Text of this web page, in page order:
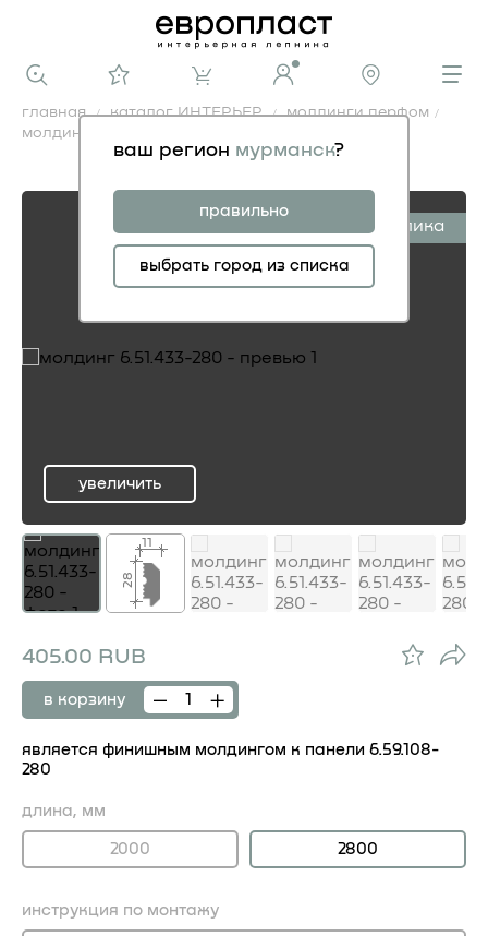
ваш регион мурманск?
правильно
выбрать город из списка
главная каталог ИНТЕРЬЕР
молдинги перфом
молдинг 6.51.433-280
молдинг 6.51.433-280
симплика
ru
увеличить
11
28
405.00 RUB
в корзину
является финишным молдингом к панели 6.59.108-
280
длина, мм
2000 2800
инструкция по монтажу